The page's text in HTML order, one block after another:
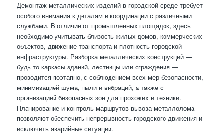
Демонтаж металлических изделий в городской среде требует
особого внимания к деталям и координации с различными
службами. В отличие от промышленных площадок, здесь
необходимо учитывать близость жилых домов, коммерческих
объектов, движение транспорта и плотность городской
инфраструктуры. Разборка металлических конструкций —
будь то каркасы зданий, лестницы или ограждения —
проводится поэтапно, с соблюдением всех мер безопасности,
минимизацией шума, пыли и вибраций, а также с
организацией безопасных зон для прохожих и техники.
Планирование и контроль маршрутов вывоза металлолома
позволяют обеспечить непрерывность городского движения и
исключить аварийные ситуации.